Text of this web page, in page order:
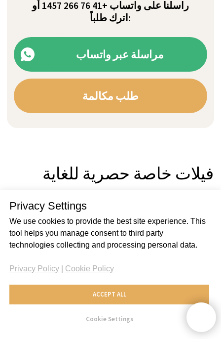
Privacy Settings
We use cookies to provide the best site experience. This
tool helps you manage consent to third party
technologies collecting and processing personal data.
Privacy Policy Cookie Policy
ACCEPT ALL
Cookie Settings
نحن نؤمن أن أهم شيء
هو أنت - الشخص الذي
يثق بنا فيما يتعلق بصحته.
مجرد جزء من "مصنع الرعاية الصحية"؛ بل
WHATSAPP
+41 76 266 1457